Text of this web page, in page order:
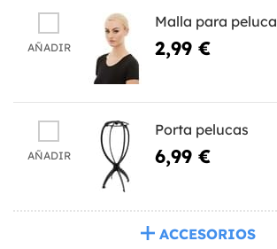
AÑADIR
Malla para peluca
2,99 €
AÑADIR
Porta pelucas
6,99 €
ACCESORIOS